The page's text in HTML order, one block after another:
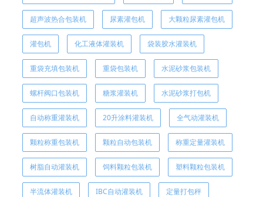
超声波热合包装机 尿素灌包机 大颗粒尿素灌包机
灌包机 化工液体灌装机 袋装胶水灌装机
重袋充填包装机 重袋包装机 水泥砂浆包装机
螺杆阀口包装机 糖浆灌装机 水泥砂浆打包机
自动称重灌装机 20升涂料灌装机 全气动灌装机
颗粒称重包装机 颗粒自动包装机 称重定量灌装机
树脂自动灌装机 饲料颗粒包装机 塑料颗粒包装机
半流体灌装机 IBC自动灌装机 定量打包秤